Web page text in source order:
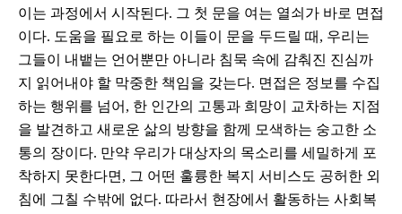
이는 과정에서 시작된다. 그 첫 문을 여는 열쇠가 바로 면접
이다. 도움을 필요로 하는 이들이 문을 두드릴 때, 우리는
그들이 내뱉는 언어뿐만 아니라 침묵 속에 감춰진 진심까
지 읽어내야 할 막중한 책임을 갖는다. 면접은 정보를 수집
하는 행위를 넘어, 한 인간의 고통과 희망이 교차하는 지점
을 발견하고 새로운 삶의 방향을 함께 모색하는 숭고한 소
통의 장이다. 만약 우리가 대상자의 목소리를 세밀하게 포
착하지 못한다면, 그 어떤 훌륭한 복지 서비스도 공허한 외
침에 그칠 수밖에 없다. 따라서 현장에서 활동하는 사회복